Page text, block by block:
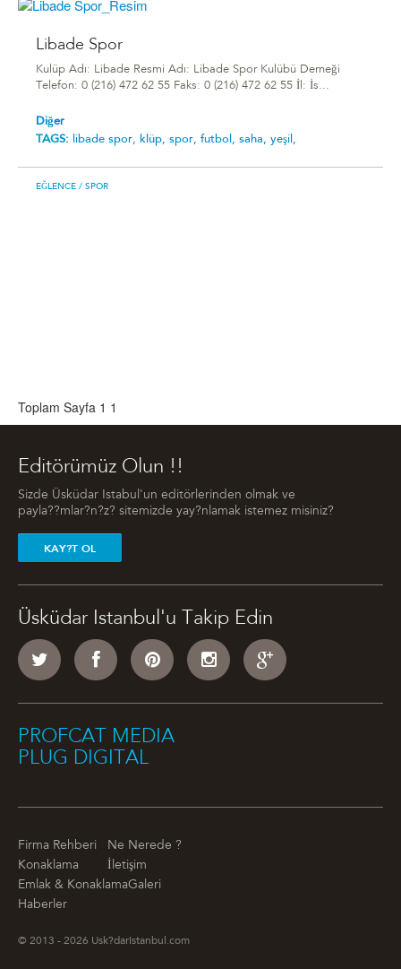
Libade Spor
Kulüp Adı: Libade Resmi Adı: Libade Spor Kulübü Derneği
Telefon: 0 (216) 472 62 55 Faks: 0 (216) 472 62 55 İl: İs...
Diğer
TAGS: libade spor, klüp, spor, futbol, saha, yeşil,
EĞLENCE / SPOR
Toplam Sayfa 1 1
Editörümüz Olun !!
Sizde Üsküdar Istabul'un editörlerinden olmak ve
payla??mlar?n?z? sitemizde yay?nlamak istemez misiniz?
KAY?T OL
Üsküdar Istanbul'u Takip Edin
PROFCAT MEDIA
PLUG DIGITAL
Firma Rehberi
Ne Nerede ?
Konaklama
İletişim
Emlak & KonaklamaGaleri
Haberler
© 2013 - 2026 Usk?darIstanbul.com